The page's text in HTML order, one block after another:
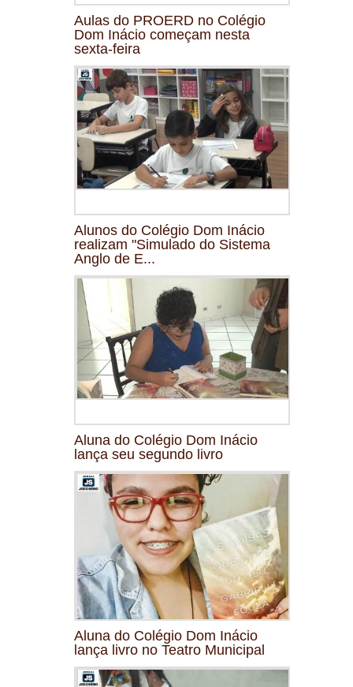
Aulas do PROERD no Colégio
Dom Inácio começam nesta
sexta-feira
Alunos do Colégio Dom Inácio
realizam "Simulado do Sistema
Anglo de E...
Aluna do Colégio Dom Inácio
lança seu segundo livro
Aluna do Colégio Dom Inácio
lança livro no Teatro Municipal